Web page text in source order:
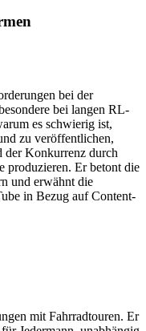
bei der
bei langen RL-
es schwierig ist,
zu veröffentlichen,
der Konkurrenz durch
produzieren. Er betont die
und erwähnt die
in Bezug auf Content-
mit Fahrradtouren. Er